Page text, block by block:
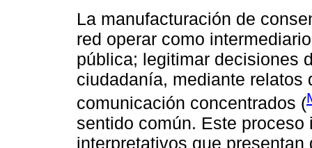
La manufacturación de
red operar como
pública; legitimar decisiones
ciudadanía, mediante relatos
comunicación concentrados (
sentido común. Este
interpretativos que